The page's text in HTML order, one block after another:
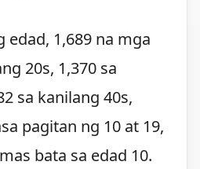
edad, 1,689 na mga
20s, 1,370 sa
sa kanilang 40s,
pagitan ng 10 at 19,
bata sa edad 10.